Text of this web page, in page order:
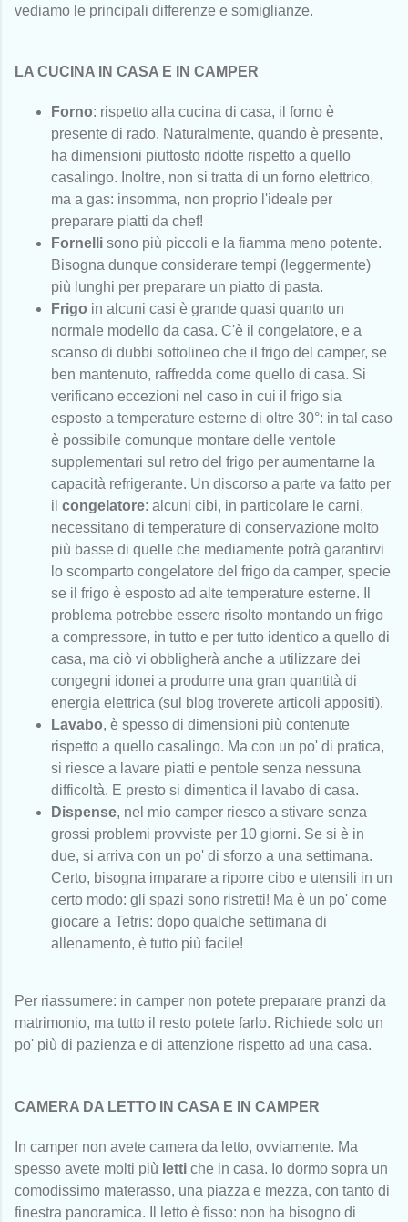
vediamo le principali differenze e somiglianze.
LA CUCINA IN CASA E IN CAMPER
Forno: rispetto alla cucina di casa, il forno è
presente di rado. Naturalmente, quando è presente,
ha dimensioni piuttosto ridotte rispetto a quello
casalingo. Inoltre, non si tratta di un forno elettrico,
ma a gas: insomma, non proprio l'ideale per
preparare piatti da chef!
Fornelli sono più piccoli e la fiamma meno potente.
Bisogna dunque considerare tempi (leggermente)
più lunghi per preparare un piatto di pasta.
Frigo in alcuni casi è grande quasi quanto un
normale modello da casa. C'è il congelatore, e a
scanso di dubbi sottolineo che il frigo del camper, se
ben mantenuto, raffredda come quello di casa. Si
verificano eccezioni nel caso in cui il frigo sia
esposto a temperature esterne di oltre 30°: in tal caso
è possibile comunque montare delle ventole
supplementari sul retro del frigo per aumentarne la
capacità refrigerante. Un discorso a parte va fatto per
il congelatore: alcuni cibi, in particolare le carni,
necessitano di temperature di conservazione molto
più basse di quelle che mediamente potrà garantirvi
lo scomparto congelatore del frigo da camper, specie
se il frigo è esposto ad alte temperature esterne. Il
problema potrebbe essere risolto montando un frigo
a compressore, in tutto e per tutto identico a quello di
casa, ma ciò vi obbligherà anche a utilizzare dei
congegni idonei a produrre una gran quantità di
energia elettrica (sul blog troverete articoli appositi).
Lavabo, è spesso di dimensioni più contenute
rispetto a quello casalingo. Ma con un po' di pratica,
si riesce a lavare piatti e pentole senza nessuna
difficoltà. E presto si dimentica il lavabo di casa.
Dispense, nel mio camper riesco a stivare senza
grossi problemi provviste per 10 giorni. Se si è in
due, si arriva con un po' di sforzo a una settimana.
Certo, bisogna imparare a riporre cibo e utensili in un
certo modo: gli spazi sono ristretti! Ma è un po' come
giocare a Tetris: dopo qualche settimana di
allenamento, è tutto più facile!
Per riassumere: in camper non potete preparare pranzi da
matrimonio, ma tutto il resto potete farlo. Richiede solo un
po' più di pazienza e di attenzione rispetto ad una casa.
CAMERA DA LETTO IN CASA E IN CAMPER
In camper non avete camera da letto, ovviamente. Ma
spesso avete molti più letti che in casa. Io dormo sopra un
comodissimo materasso, una piazza e mezza, con tanto di
finestra panoramica. Il letto è fisso: non ha bisogno di